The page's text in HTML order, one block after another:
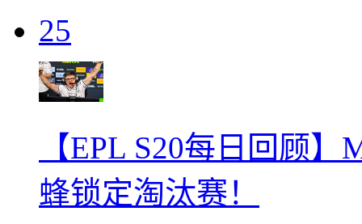
25
【EPL S20每日回顾
蜂锁定淘汰赛！